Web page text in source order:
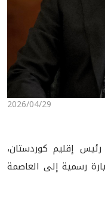
2026/04/29
رئيس إقليم كوردستان،
29 نيسان 2026)، في زيارة رسمية إلى العاصمة